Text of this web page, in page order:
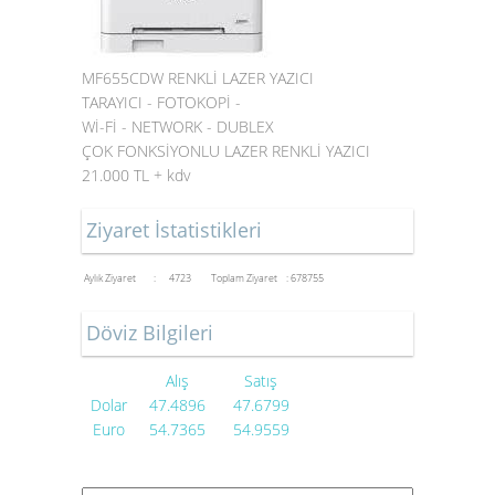
MF655CDW RENKLİ LAZER YAZICI
TARAYICI - FOTOKOPİ -
Wİ-Fİ - NETWORK - DUBLEX
ÇOK FONKSİYONLU LAZER RENKLİ YAZICI
21.000 TL + kdv
Ziyaret İstatistikleri
Aylık Ziyaret : 4723 Toplam Ziyaret : 678755
Döviz Bilgileri
Alış
Satış
Dolar
47.4896
47.6799
Euro
54.7365 54.9559